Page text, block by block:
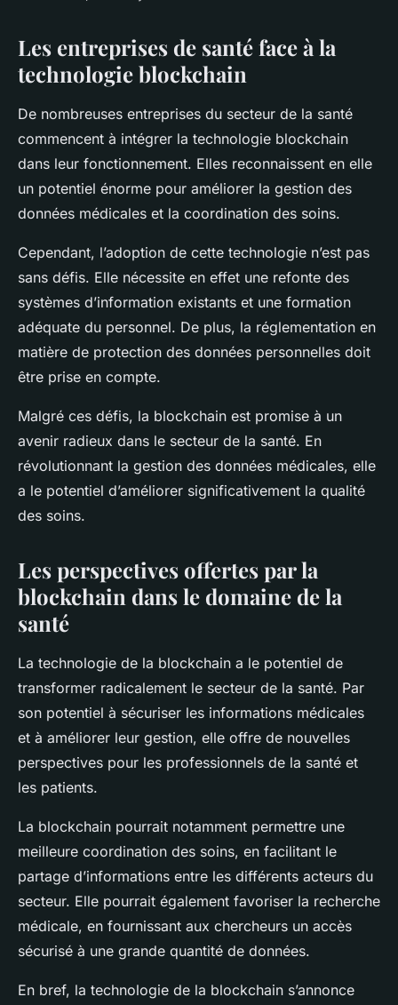
Les entreprises de santé face à la
technologie blockchain
De nombreuses entreprises du secteur de la santé
commencent à intégrer la technologie blockchain
dans leur fonctionnement. Elles reconnaissent en elle
un potentiel énorme pour améliorer la gestion des
données médicales et la coordination des soins.
Cependant, l’adoption de cette technologie n’est pas
sans défis. Elle nécessite en effet une refonte des
systèmes d’information existants et une formation
adéquate du personnel. De plus, la réglementation en
matière de protection des données personnelles doit
être prise en compte.
Malgré ces défis, la blockchain est promise à un
avenir radieux dans le secteur de la santé. En
révolutionnant la gestion des données médicales, elle
a le potentiel d’améliorer significativement la qualité
des soins.
Les perspectives offertes par la
blockchain dans le domaine de la
santé
La technologie de la blockchain a le potentiel de
transformer radicalement le secteur de la santé. Par
son potentiel à sécuriser les informations médicales
et à améliorer leur gestion, elle offre de nouvelles
perspectives pour les professionnels de la santé et
les patients.
La blockchain pourrait notamment permettre une
meilleure coordination des soins, en facilitant le
partage d’informations entre les différents acteurs du
secteur. Elle pourrait également favoriser la recherche
médicale, en fournissant aux chercheurs un accès
sécurisé à une grande quantité de données.
En bref, la technologie de la blockchain s’annonce